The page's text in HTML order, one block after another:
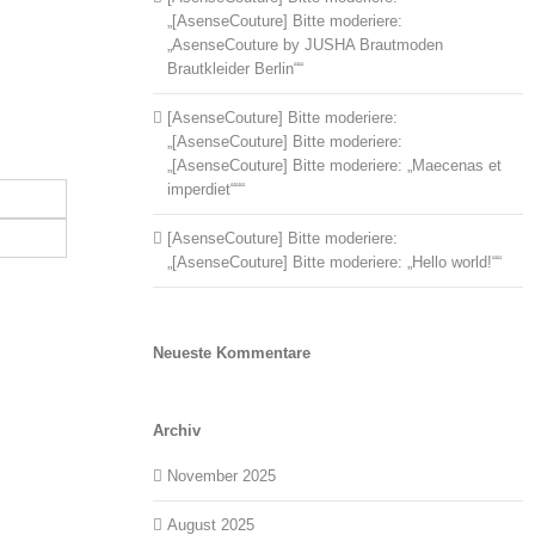
„[AsenseCouture] Bitte moderiere:
„AsenseCouture by JUSHA Brautmoden
Brautkleider Berlin““
[AsenseCouture] Bitte moderiere:
„[AsenseCouture] Bitte moderiere:
„[AsenseCouture] Bitte moderiere: „Maecenas et
imperdiet“““
[AsenseCouture] Bitte moderiere:
„[AsenseCouture] Bitte moderiere: „Hello world!““
Neueste Kommentare
Archiv
November 2025
August 2025